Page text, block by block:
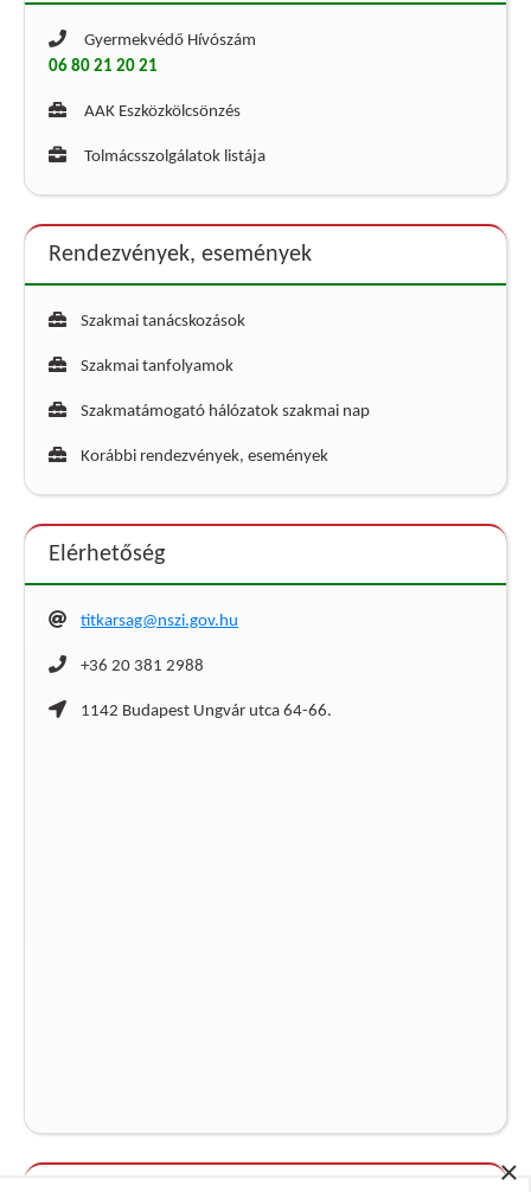
×
Gyermekvédő Hívószám
06 80 21 20 21
AAK Eszközkölcsönzés
Tolmácsszolgálatok listája
Rendezvények, események
Szakmai tanácskozások
Szakmai tanfolyamok
Szakmatámogató hálózatok szakmai nap
Korábbi rendezvények, események
Elérhetőség
titkarsag@nszi.gov.hu
+36 20 381 2988
1142 Budapest Ungvár utca 64-66.